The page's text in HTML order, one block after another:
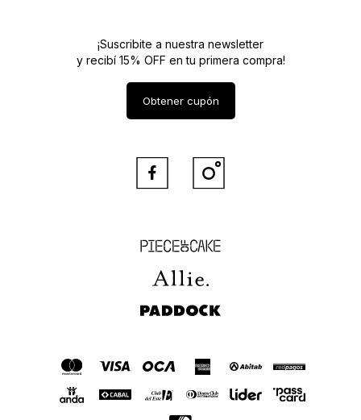
Piece of Cake
Allie
Paddock
¡Suscribite a nuestra newsletter
y recibí 15% OFF en tu primera compra!
Obtener cupón
 